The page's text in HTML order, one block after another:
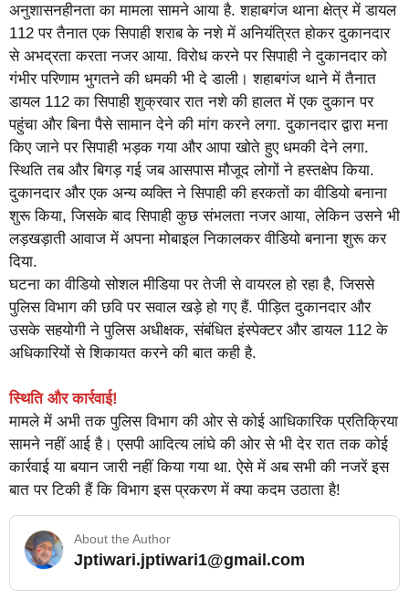
अनुशासनहीनता का मामला सामने आया है. शहाबगंज थाना क्षेत्र में डायल
112 पर तैनात एक सिपाही शराब के नशे में अनियंत्रित होकर दुकानदार
से अभद्रता करता नजर आया. विरोध करने पर सिपाही ने दुकानदार को
गंभीर परिणाम भुगतने की धमकी भी दे डाली। शहाबगंज थाने में तैनात
डायल 112 का सिपाही शुक्रवार रात नशे की हालत में एक दुकान पर
पहुंचा और बिना पैसे सामान देने की मांग करने लगा. दुकानदार द्वारा मना
किए जाने पर सिपाही भड़क गया और आपा खोते हुए धमकी देने लगा.
स्थिति तब और बिगड़ गई जब आसपास मौजूद लोगों ने हस्तक्षेप किया.
दुकानदार और एक अन्य व्यक्ति ने सिपाही की हरकतों का वीडियो बनाना
शुरू किया, जिसके बाद सिपाही कुछ संभलता नजर आया, लेकिन उसने भी
लड़खड़ाती आवाज में अपना मोबाइल निकालकर वीडियो बनाना शुरू कर
दिया.
घटना का वीडियो सोशल मीडिया पर तेजी से वायरल हो रहा है, जिससे
पुलिस विभाग की छवि पर सवाल खड़े हो गए हैं. पीड़ित दुकानदार और
उसके सहयोगी ने पुलिस अधीक्षक, संबंधित इंस्पेक्टर और डायल 112 के
अधिकारियों से शिकायत करने की बात कही है.
स्थिति और कार्रवाई!
मामले में अभी तक पुलिस विभाग की ओर से कोई आधिकारिक प्रतिक्रिया
सामने नहीं आई है। एसपी आदित्य लांघे की ओर से भी देर रात तक कोई
कार्रवाई या बयान जारी नहीं किया गया था. ऐसे में अब सभी की नजरें इस
बात पर टिकी हैं कि विभाग इस प्रकरण में क्या कदम उठाता है!
About the Author
Jptiwari.jptiwari1@gmail.com… Read More